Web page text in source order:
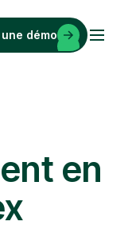
démo
en